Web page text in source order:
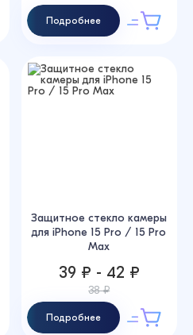
Подробнее
Защитное стекло камеры
для iPhone 15 Pro / 15 Pro
Max
39 ₽ - 42 ₽
38 ₽
Подробнее